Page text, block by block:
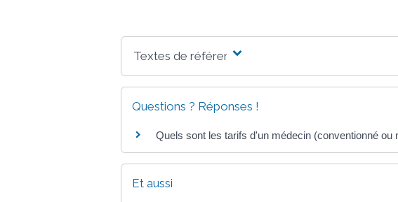
Textes de référence
Questions ? Réponses !
Quels sont les tarifs d'un médecin (conventionné ou
Et aussi